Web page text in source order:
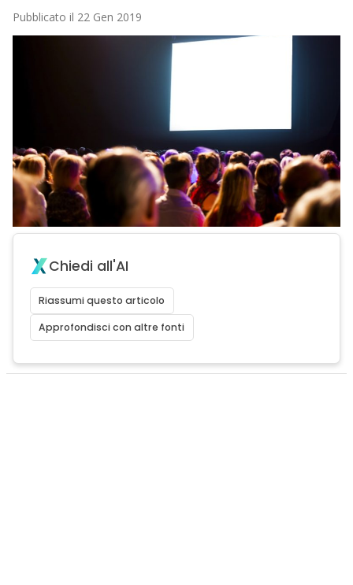
Pubblicato il 22 Gen 2019
Chiedi all'AI
Riassumi questo articolo
Approfondisci con altre fonti